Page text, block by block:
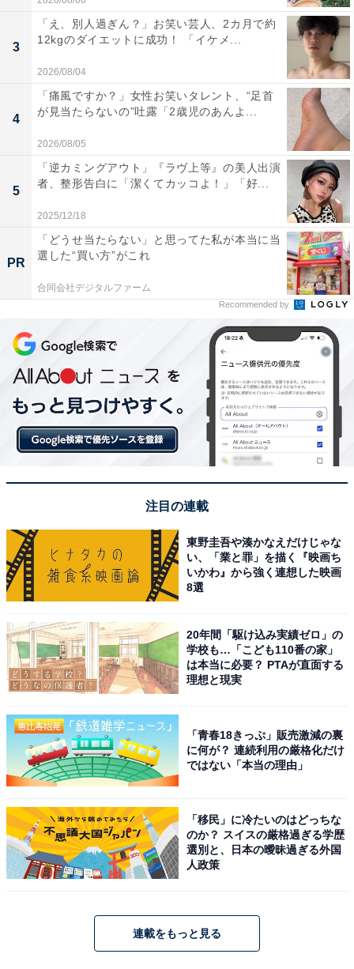
3
「え、別人過ぎん？」お笑い芸人、2カ月で約
12kgのダイエットに成功！ 「イケメ...
2026/08/04
4
「痛風ですか？」女性お笑いタレント、“足首
が見当たらないの”吐露「2歳児のあんよ...
2026/08/05
5
「逆カミングアウト」『ラヴ上等』の美人出演
者、整形告白に「潔くてカッコよ！」「好...
2025/12/18
PR
「どうせ当たらない」と思ってた私が本当に当
選した“買い方”がこれ
合同会社デジタルファーム
Recommended by
注目の連載
東野圭吾や湊かなえだけじゃな
い、「業と罪」を描く『映画ち
いかわ』から強く連想した映画
8選
20年間「駆け込み実績ゼロ」の
学校も…「こども110番の家」
は本当に必要？ PTAが直面する
理想と現実
「青春18きっぷ」販売激減の裏
に何が？ 連続利用の厳格化だけ
ではない「本当の理由」
「移民」に冷たいのはどっちな
のか？ スイスの厳格過ぎる学歴
選別と、日本の曖昧過ぎる外国
人政策
連載をもっと見る